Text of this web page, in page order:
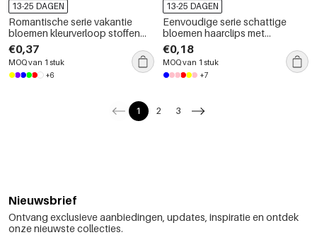
13-25 DAGEN
Romantische serie vakantie
bloemen kleurverloop stoffen
haarclips
€0,37
MOQ van 1 stuk
+6
13-25 DAGEN
Eenvoudige serie schattige
bloemen haarclips met
kleurverloop van stof
€0,18
MOQ van 1 stuk
+7
1 2 3
Nieuwsbrief
Ontvang exclusieve aanbiedingen, updates, inspiratie en ontdek
onze nieuwste collecties.